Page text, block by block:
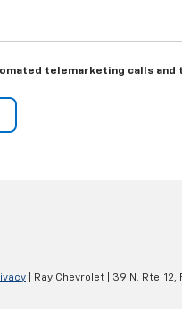
telemarketing calls
| Ray Chevrolet 39 N. Rte. 12,